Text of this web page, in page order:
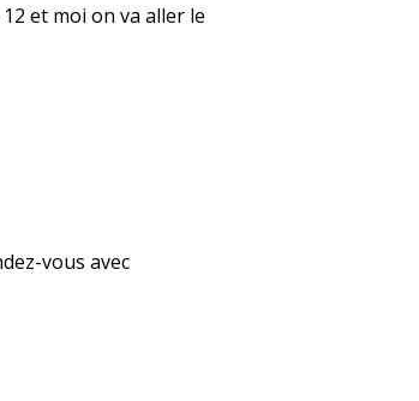
et moi on va aller le
vous avec